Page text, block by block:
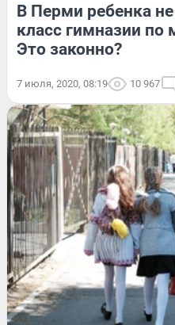
В Перми ребенка
класс гимназии по
Это законно?
7 июля, 2020, 08:19 10 967